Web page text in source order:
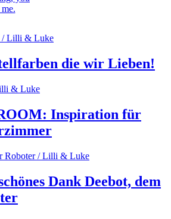
die wir Lieben!
Inspiration für
Dank Deebot, dem